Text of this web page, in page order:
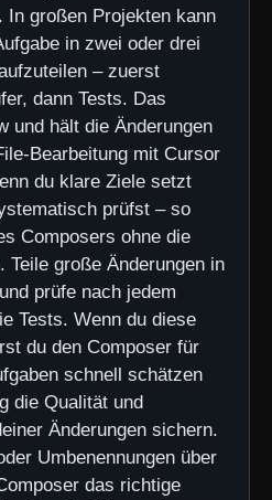
großen Projekten kann
in zwei oder drei
– zuerst
dann Tests. Das
und hält die Änderungen
Bearbeitung mit Cursor
du klare Ziele setzt
prüfst – so
Composers ohne die
Teile große Änderungen in
prüfe nach jedem
Tests. Wenn du diese
du den Composer für
schnell schätzen
die Qualität und
Änderungen sichern.
Umbenennungen über
das richtige